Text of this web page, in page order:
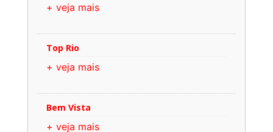
+ veja mais
Top Rio
+ veja mais
Bem Vista
+ veja mais